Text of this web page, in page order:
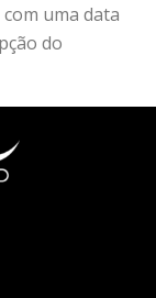
uma data
do